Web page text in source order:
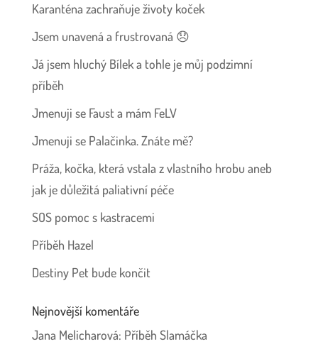
Karanténa zachraňuje životy koček
Jsem unavená a frustrovaná 😞
Já jsem hluchý Bílek a tohle je můj podzimní
příběh
Jmenuji se Faust a mám FeLV
Jmenuji se Palačinka. Znáte mě?
Práža, kočka, která vstala z vlastního hrobu aneb
jak je důležitá paliativní péče
SOS pomoc s kastracemi
Příběh Hazel
Destiny Pet bude končit
Nejnovější komentáře
Jana Melicharová: Příběh Slamáčka